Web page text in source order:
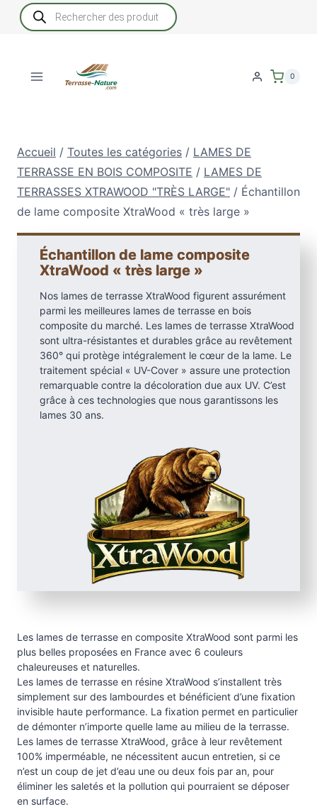
Recherche
de
produits
0
Accueil / Toutes les catégories / LAMES DE
TERRASSE EN BOIS COMPOSITE / LAMES DE
TERRASSES XTRAWOOD "TRÈS LARGE" / Échantillon
de lame composite XtraWood « très large »
Échantillon de lame composite
XtraWood « très large »
Nos lames de terrasse XtraWood figurent assurément
parmi les meilleures lames de terrasse en bois
composite du marché. Les lames de terrasse XtraWood
sont ultra-résistantes et durables grâce au revêtement
360° qui protège intégralement le cœur de la lame. Le
traitement spécial « UV-Cover » assure une protection
remarquable contre la décoloration due aux UV. C’est
grâce à ces technologies que nous garantissons les
lames 30 ans.
Les lames de terrasse en composite XtraWood sont parmi les
plus belles proposées en France avec 6 couleurs
chaleureuses et naturelles.
Les lames de terrasse en résine XtraWood s’installent très
simplement sur des lambourdes et bénéficient d’une fixation
invisible haute performance. La fixation permet en particulier
de démonter n’importe quelle lame au milieu de la terrasse.
Les lames de terrasse XtraWood, grâce à leur revêtement
100% imperméable, ne nécessitent aucun entretien, si ce
n’est un coup de jet d’eau une ou deux fois par an, pour
éliminer les saletés et la pollution qui pourraient se déposer
en surface.